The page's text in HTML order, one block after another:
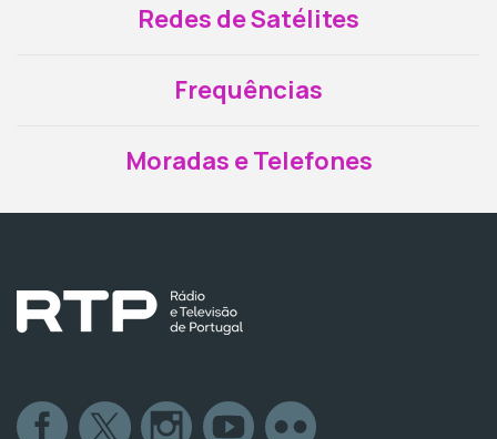
Redes de Satélites
Frequências
Moradas e Telefones